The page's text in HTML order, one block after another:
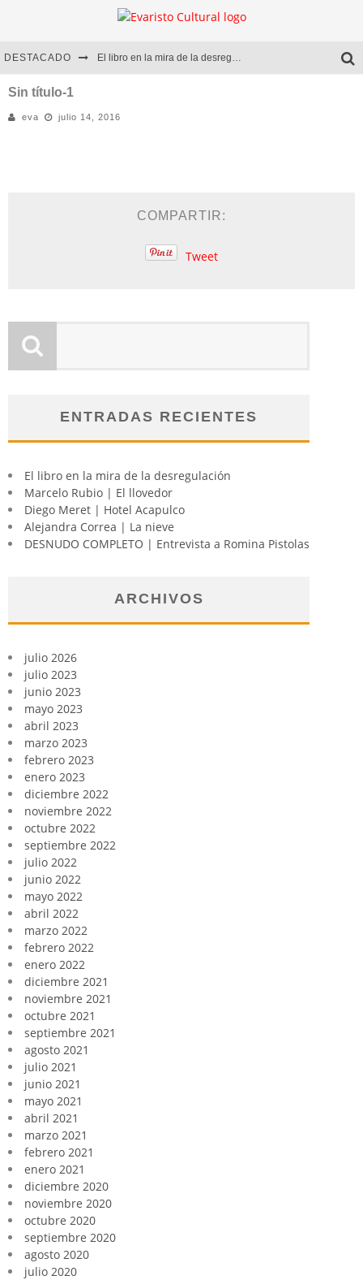
DESTACADO El libro en la mira de la desregulación
Diego Meret | Hotel Acapulco
Sin título-1
eva julio 14, 2016
COMPARTIR:
Tweet
ENTRADAS RECIENTES
El libro en la mira de la desregulación
Marcelo Rubio | El llovedor
Diego Meret | Hotel Acapulco
Alejandra Correa | La nieve
DESNUDO COMPLETO | Entrevista a Romina Pistolas
ARCHIVOS
julio 2026
julio 2023
junio 2023
mayo 2023
abril 2023
marzo 2023
febrero 2023
enero 2023
diciembre 2022
noviembre 2022
octubre 2022
septiembre 2022
julio 2022
junio 2022
mayo 2022
abril 2022
marzo 2022
febrero 2022
enero 2022
diciembre 2021
noviembre 2021
octubre 2021
septiembre 2021
agosto 2021
julio 2021
junio 2021
mayo 2021
abril 2021
marzo 2021
febrero 2021
enero 2021
diciembre 2020
noviembre 2020
octubre 2020
septiembre 2020
agosto 2020
julio 2020